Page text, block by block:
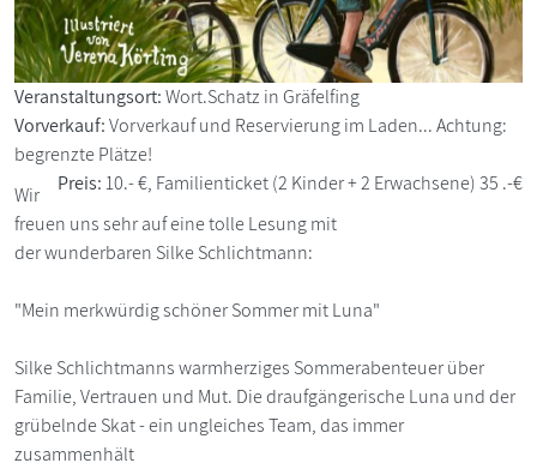
Veranstaltungsort:Wort.Schatz in Gräfelfing
Vorverkauf:Vorverkauf und Reservierung im Laden... Achtung:
begrenzte Plätze!
Preis:10.- €, Familienticket (2 Kinder + 2 Erwachsene) 35 .-€
Wir
freuen uns sehr auf eine tolle Lesung mit
der wunderbaren Silke Schlichtmann:
"Mein merkwürdig schöner Sommer mit Luna"
Silke Schlichtmanns warmherziges Sommerabenteuer über
Familie, Vertrauen und Mut. Die draufgängerische Luna und der
grübelnde Skat - ein ungleiches Team, das immer
zusammenhält